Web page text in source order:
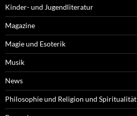
Kinder- und Jugendliteratur
Magazine
Magie und Esoterik
Musik
News
Philosophie und Religion und Spiritualität